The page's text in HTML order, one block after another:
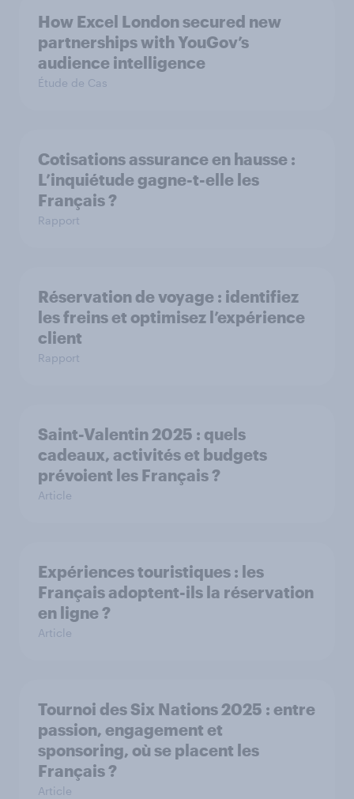
How Excel London secured new
partnerships with YouGov’s
audience intelligence
Étude de Cas
Cotisations assurance en hausse :
L’inquiétude gagne-t-elle les
Français ?
Rapport
Réservation de voyage : identifiez
les freins et optimisez l’expérience
client
Rapport
Saint-Valentin 2025 : quels
cadeaux, activités et budgets
prévoient les Français ?
Article
Expériences touristiques : les
Français adoptent-ils la réservation
en ligne ?
Article
Tournoi des Six Nations 2025 : entre
passion, engagement et
sponsoring, où se placent les
Français ?
Article